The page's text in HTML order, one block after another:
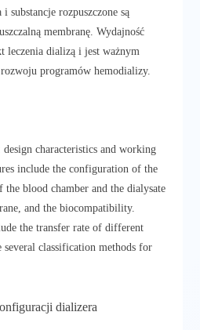
substancje rozpuszczone są
membranę. Wydajność
leczenia dializą i jest ważnym
programów hemodializy.
characteristics and working
include the configuration of the
blood chamber and the dialysate
and the biocompatibility.
the transfer rate of different
several classification methods for
dializera